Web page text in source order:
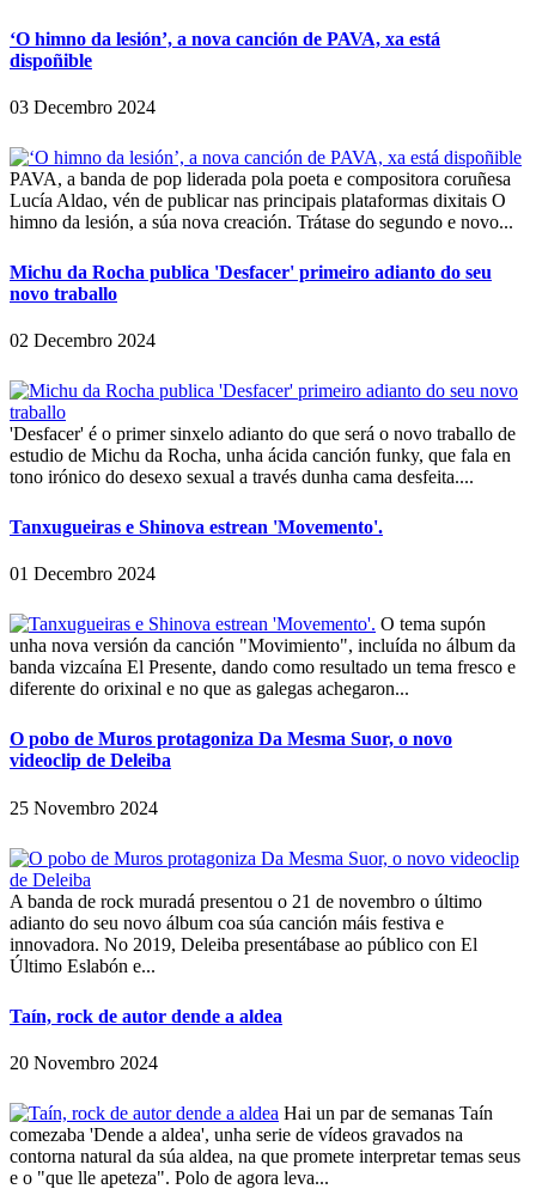
‘O himno da lesión’, a nova canción de PAVA, xa está
dispoñible
03 Decembro 2024
PAVA, a banda de pop liderada pola poeta e compositora coruñesa
Lucía Aldao, vén de publicar nas principais plataformas dixitais O
himno da lesión, a súa nova creación. Trátase do segundo e novo...
Michu da Rocha publica 'Desfacer' primeiro adianto do seu
novo traballo
02 Decembro 2024
'Desfacer' é o primer sinxelo adianto do que será o novo traballo de
estudio de Michu da Rocha, unha ácida canción funky, que fala en
tono irónico do desexo sexual a través dunha cama desfeita....
Tanxugueiras e Shinova estrean 'Movemento'.
01 Decembro 2024
O tema supón
unha nova versión da canción "Movimiento", incluída no álbum da
banda vizcaína El Presente, dando como resultado un tema fresco e
diferente do orixinal e no que as galegas achegaron...
O pobo de Muros protagoniza Da Mesma Suor, o novo
videoclip de Deleiba
25 Novembro 2024
A banda de rock muradá presentou o 21 de novembro o último
adianto do seu novo álbum coa súa canción máis festiva e
innovadora. No 2019, Deleiba presentábase ao público con El
Último Eslabón e...
Taín, rock de autor dende a aldea
20 Novembro 2024
Hai un par de semanas Taín
comezaba 'Dende a aldea', unha serie de vídeos gravados na
contorna natural da súa aldea, na que promete interpretar temas seus
e o "que lle apeteza". Polo de agora leva...